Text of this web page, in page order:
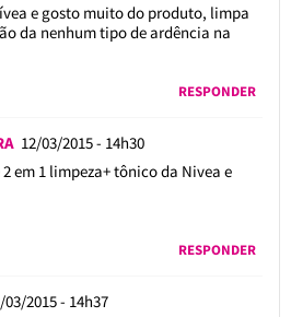
e gosto muito do produto, limpa
da nenhum tipo de ardência na
RESPONDER
12/03/2015 - 14h30
em 1 limpeza+ tônico da Nivea e
RESPONDER
03/2015 - 14h37